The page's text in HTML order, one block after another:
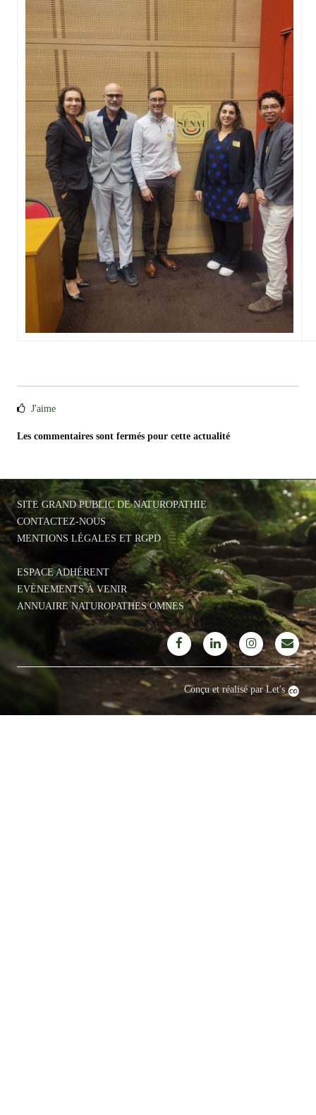
J'aime
Les commentaires sont fermés pour cette actualité
SITE GRAND PUBLIC DE NATUROPATHIE
CONTACTEZ-NOUS
MENTIONS LÉGALES ET RGPD
ESPACE ADHÉRENT
EVÈNEMENTS À VENIR
ANNUAIRE NATUROPATHES OMNES
Conçu et réalisé par Let's